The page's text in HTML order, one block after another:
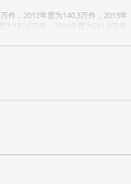
件，2012年度为140.3万件，2013年
182.6万件，2019年度为211.9万件，
大的影响，亦带来了不少的法律风
少劳动争议的发生及败诉的概率，以
人员参加！